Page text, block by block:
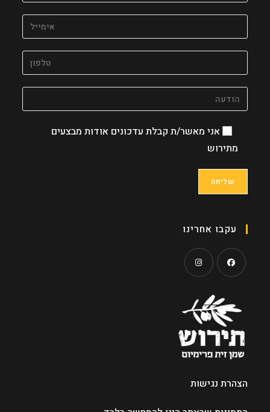
אני מאשר/ת קבלת עדכונים אודות מבצעים
מתירוש
עקבו אחרינו
a
new
tab
in
a
new
tab
הצהרת נגישות